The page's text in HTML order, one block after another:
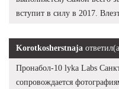
вступит в силу в 2017.
Korotkosherstnaja
Пронабол-10 lyka Labs
сопровождается